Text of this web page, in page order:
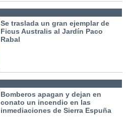
Se traslada un gran ejemplar de
Ficus Australis al Jardín Paco
Rabal
Bomberos apagan y dejan en
conato un incendio en las
inmediaciones de Sierra Espuña